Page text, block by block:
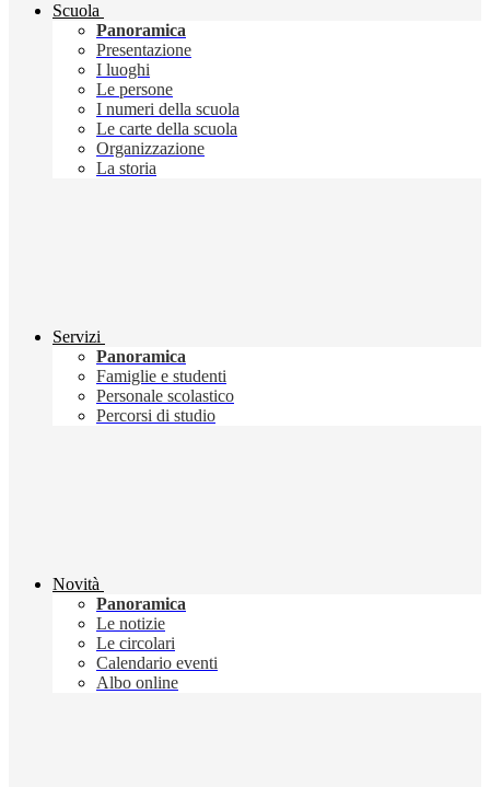
Scuola
Panoramica
Presentazione
I luoghi
Le persone
I numeri della scuola
Le carte della scuola
Organizzazione
La storia
Servizi
Panoramica
Famiglie e studenti
Personale scolastico
Percorsi di studio
Novità
Panoramica
Le notizie
Le circolari
Calendario eventi
Albo online